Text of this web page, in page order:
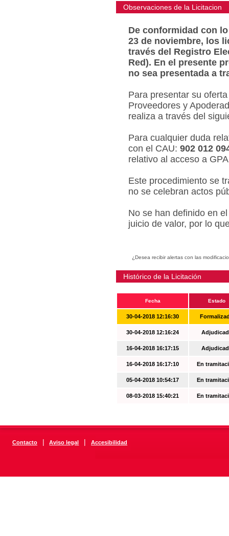
Observaciones de la Licitacion
De conformidad con
23 de noviembre, los
través del Registro
Red). En el presente
no sea presentada a
Para presentar su
Proveedores y
realiza a través del
Para cualquier duda
con el CAU: 902 012
relativo al acceso a
Este procedimiento se
no se celebran actos
No se han definido en
juicio de valor, por lo
¿Desea recibir alertas con las
Histórico de la Licitación
Fecha Estado
30-04-2018 12:16:30
30-04-2018 12:16:24
16-04-2018 16:17:15
16-04-2018 16:17:10 En
05-04-2018 10:54:17 En
08-03-2018 15:40:21 En
Contacto | Aviso legal | Accesibilidad